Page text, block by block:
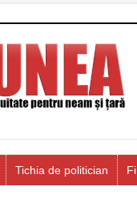
Tichia de politician